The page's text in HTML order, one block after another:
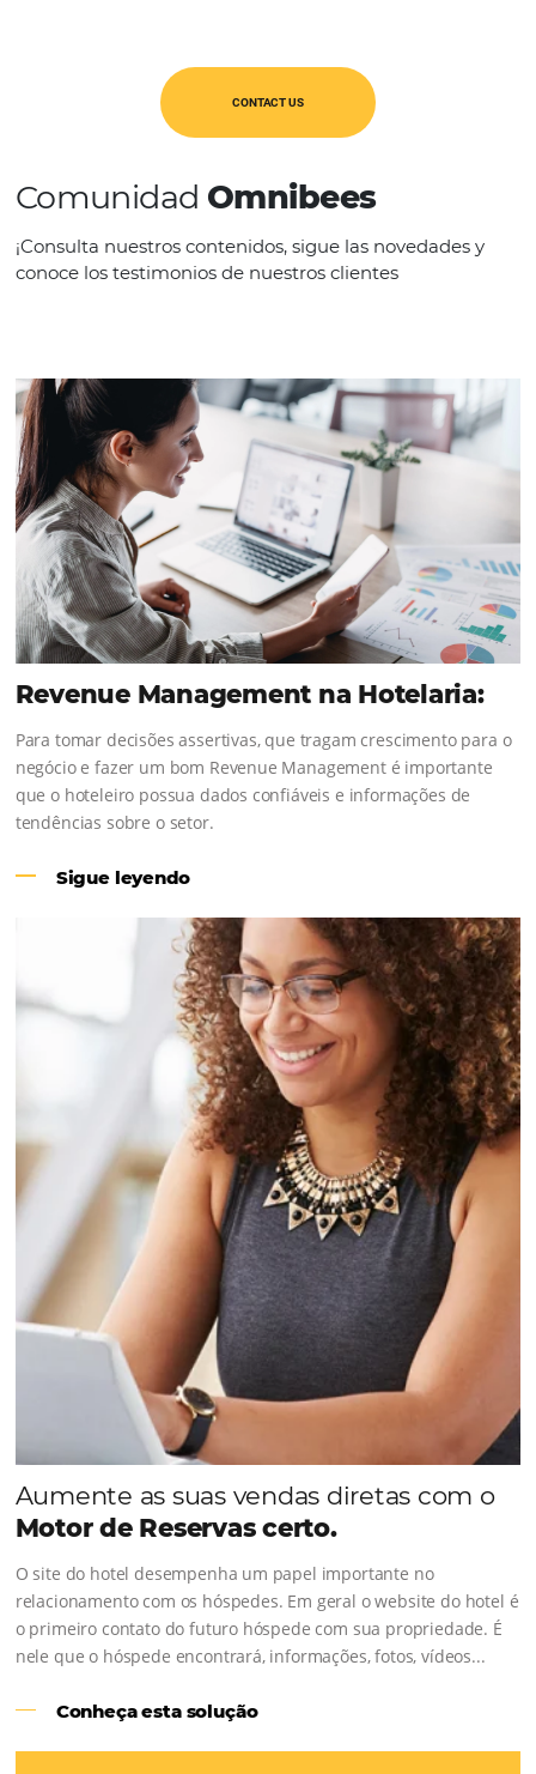
CATEGORIES
Op. Turísticos
CONTACT US
ComunidadOmnibees
¡Consulta nuestros contenidos, sigue las
conoce los testimonios de nuestros clientes
Revenue Management na
Para tomar decisões assertivas, que tragam
negócio e fazer um bom Revenue Management é
que o hoteleiro possua dados confiáveis e informações
tendências sobre o setor.
Sigue leyendo